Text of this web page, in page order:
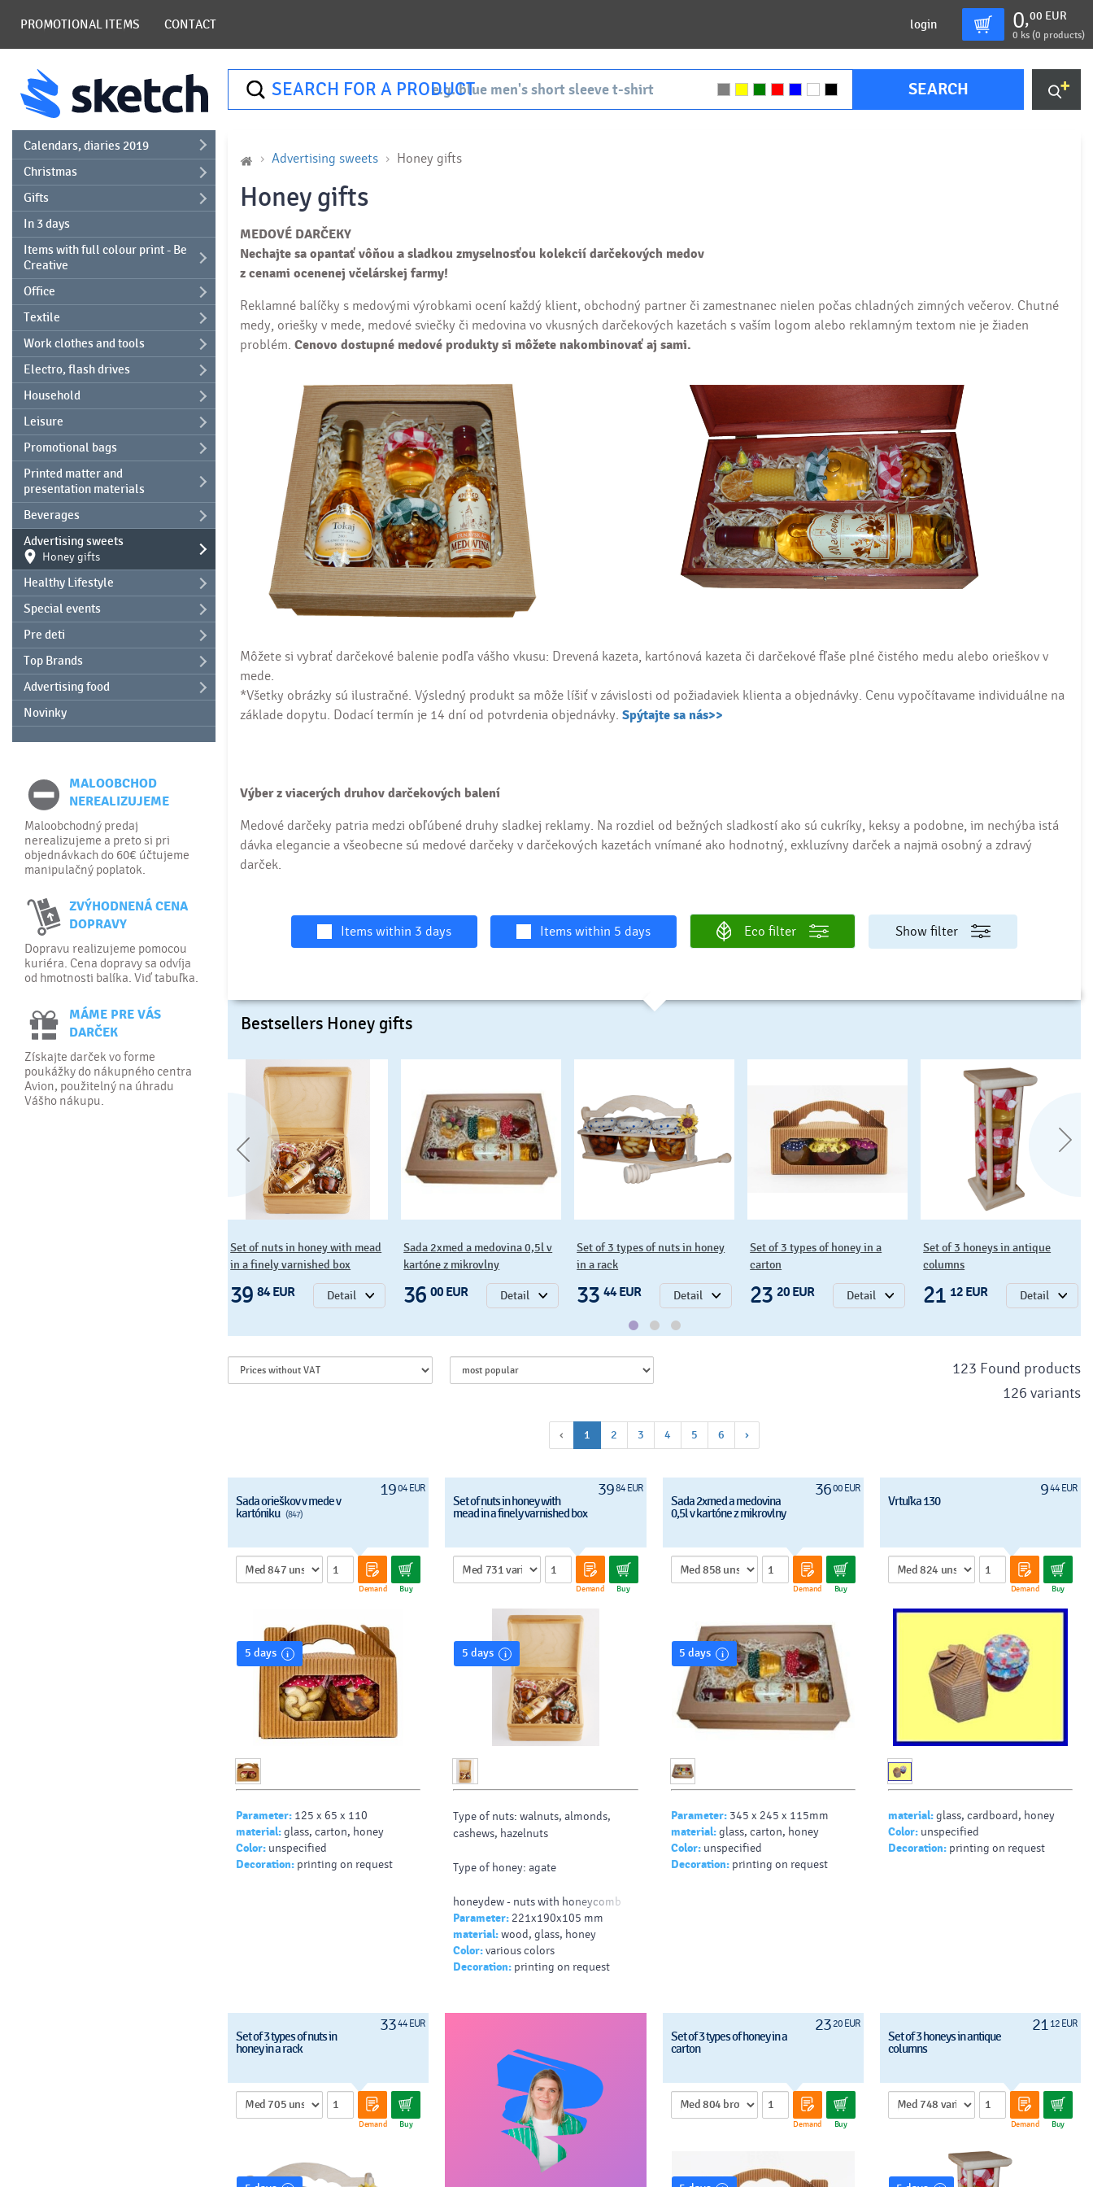
PROMOTIONAL ITEMS CONTACT login 0,00 EUR
0 ks (0 products)
SEARCH FOR A PRODUCT SEARCH
Calendars, diaries 2019
Christmas
Gifts
In 3 days
Items with full colour print - Be
Creative
Office
Textile
Work clothes and tools
Electro, flash drives
Household
Leisure
Promotional bags
Printed matter and
presentation materials
Beverages
Advertising sweets
Honey gifts
Healthy Lifestyle
Special events
Pre deti
Top Brands
Advertising food
Novinky
MALOOBCHOD
NEREALIZUJEME
Maloobchodný predaj
nerealizujeme a preto si pri
objednávkach do 60€ účtujeme
manipulačný poplatok.
ZVÝHODNENÁ CENA
DOPRAVY
Dopravu realizujeme pomocou
kuriéra. Cena dopravy sa odvíja
od hmotnosti balíka. Viď tabuľka.
MÁME PRE VÁS
DARČEK
Získajte darček vo forme
poukážky do nákupného centra
Avion, použitelný na úhradu
Vášho nákupu.
Advertising sweets Honey gifts
Honey gifts
MEDOVÉ DARČEKY
Nechajte sa opantať vôňou a sladkou zmyselnosťou kolekcií darčekových medov
z cenami ocenenej včelárskej farmy!
Reklamné balíčky s medovými výrobkami ocení každý klient, obchodný partner či zamestnanec nielen počas chladných zimných večerov. Chutné
medy, oriešky v mede, medové sviečky či medovina vo vkusných darčekových kazetách s vaším logom alebo reklamným textom nie je žiaden
problém. Cenovo dostupné medové produkty si môžete nakombinovať aj sami.
Môžete si vybrať darčekové balenie podľa vášho vkusu: Drevená kazeta, kartónová kazeta či darčekové fľaše plné čistého medu alebo orieškov v
mede.
*Všetky obrázky sú ilustračné. Výsledný produkt sa môže líšiť v závislosti od požiadaviek klienta a objednávky. Cenu vypočítavame individuálne na
základe dopytu. Dodací termín je 14 dní od potvrdenia objednávky. Spýtajte sa nás>>
Výber z viacerých druhov darčekových balení
Medové darčeky patria medzi obľúbené druhy sladkej reklamy. Na rozdiel od bežných sladkostí ako sú cukríky, keksy a podobne, im nechýba istá
dávka elegancie a všeobecne sú medové darčeky v darčekových kazetách vnímané ako hodnotný, exkluzívny darček a najmä osobný a zdravý
darček.
Items within 3 days Items within 5 days Eco filter Show filter
Bestsellers Honey gifts
Set of nuts in honey with mead
in a finely varnished box
39 84 EUR Detail
Sada 2xmed a medovina 0,5l v
kartóne z mikrovlny
36 00 EUR Detail
Set of 3 types of nuts in honey
in a rack
33 44 EUR Detail
Set of 3 types of honey in a
carton
23 20 EUR Detail
Set of 3 honeys in antique
columns
21 12 EUR Detail
‹ 1 2 3 4 5 6 ›
123 Found products
126 variants
1904 EUR
Sada orieškov v mede v
kartóniku (847)
Demand Buy
5 days
Parameter: 125 x 65 x 110
material:glass, carton, honey
Color: unspecified
Decoration: printing on request
3984 EUR
Set of nuts in honey with
mead in a finely varnished box
Demand Buy
5 days
Type of nuts: walnuts, almonds,
cashews, hazelnuts
Type of honey: agate
honeydew - nuts with honeycomb
honey are the most delicious
forest
Dimensions: 221x190x105
Honey weight: 2x130g
Parameter: 221x190x105 mm
material:wood, glass, honey
Color:various colors
Decoration: printing on request
3600 EUR
Sada 2xmed a medovina
0,5l v kartóne z mikrovlny
Demand Buy
5 days
Parameter: 345 x 245 x 115mm
material: glass, carton, honey
Color: unspecified
Decoration: printing on request
944 EUR
Vrtuľka 130
Demand Buy
material:glass, cardboard, honey
Color: unspecified
Decoration: printing on request
3344 EUR
Set of 3 types of nuts in
honey in a rack
Demand Buy
2320 EUR
Set of 3 types of honey in a
carton
Demand Buy
21 12 EUR
Set of 3 honeys in antique
columns
Demand Buy